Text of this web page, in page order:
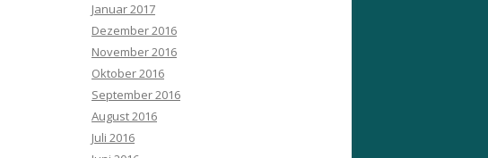
Januar 2017
Dezember 2016
November 2016
Oktober 2016
September 2016
August 2016
Juli 2016